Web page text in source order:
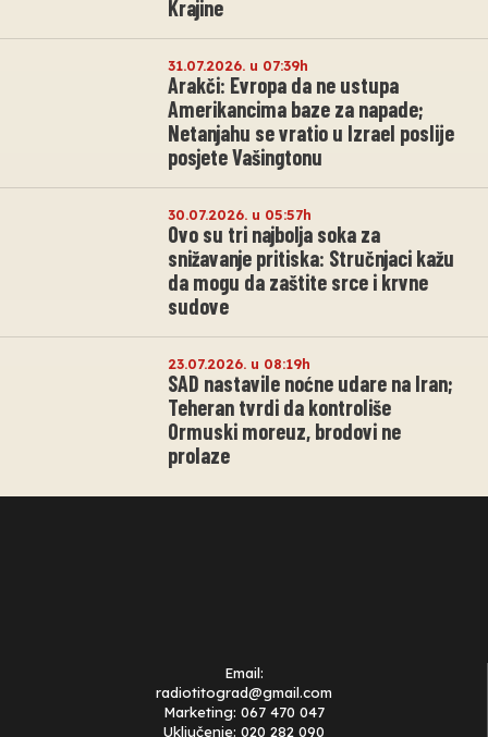
Krajine
31.07.2026. u 07:39h
Arakči: Evropa da ne ustupa
Amerikancima baze za napade;
Netanjahu se vratio u Izrael poslije
posjete Vašingtonu
30.07.2026. u 05:57h
Ovo su tri najbolja soka za
snižavanje pritiska: Stručnjaci kažu
da mogu da zaštite srce i krvne
sudove
23.07.2026. u 08:19h
SAD nastavile noćne udare na Iran;
Teheran tvrdi da kontroliše
Ormuski moreuz, brodovi ne
prolaze
Email:
radiotitograd@gmail.com
Marketing: 067 470 047
Uključenje: 020 282 090